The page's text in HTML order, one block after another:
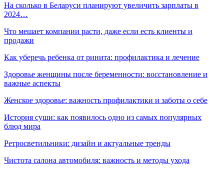
На сколько в Беларуси планируют увеличить зарплаты в
2024…
Что мешает компании расти, даже если есть клиенты и
продажи
Как уберечь ребенка от ринита: профилактика и лечение
Здоровье женщины после беременности: восстановление и
важные аспекты
Женское здоровье: важность профилактики и заботы о себе
История суши: как появилось одно из самых популярных
блюд мира
Ретросветильники: дизайн и актуальные тренды
Чистота салона автомобиля: важность и методы ухода